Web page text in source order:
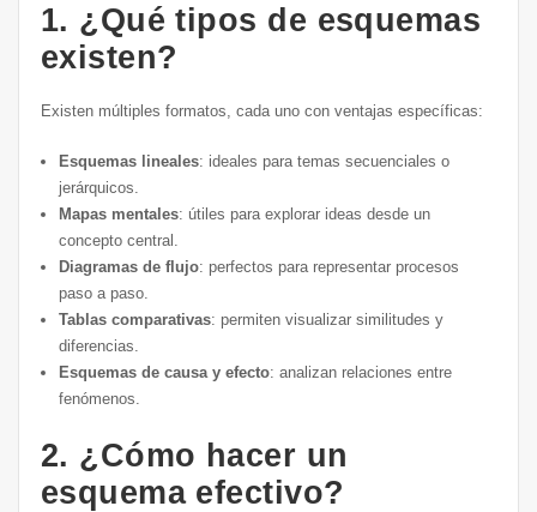
1. ¿Qué tipos de esquemas
existen?
Existen múltiples formatos, cada uno con ventajas específicas:
Esquemas lineales: ideales para temas secuenciales o
jerárquicos.
Mapas mentales: útiles para explorar ideas desde un
concepto central.
Diagramas de flujo: perfectos para representar procesos
paso a paso.
Tablas comparativas: permiten visualizar similitudes y
diferencias.
Esquemas de causa y efecto: analizan relaciones entre
fenómenos.
2. ¿Cómo hacer un
esquema efectivo?